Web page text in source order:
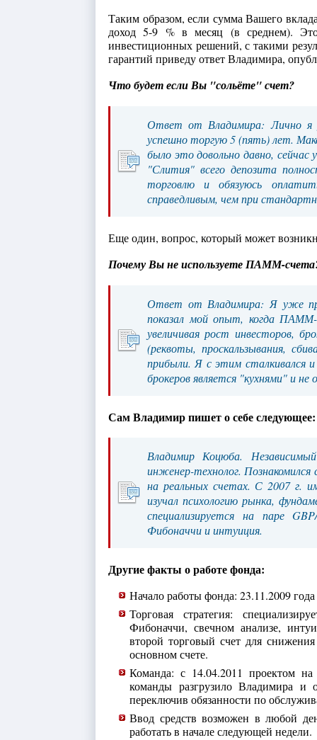
Таким образом, если сумма Вашего
доход 5-9 % в месяц (в среднем).
инвестиционных решений, с такими
гарантий приведу ответ Владимира,
Что будет если Вы "сольёте" счет?
Ответ от Владимира: Лично я
успешно торгую 5 (пять) лет.
было это довольно давно, сейчас
"Слития" всего депозита
торговлю и обязуюсь
справедливым, чем при
Еще один, вопрос, который может
Почему Вы не используете ПАММ-
Ответ от Владимира: Я уже
показал мой опыт, когда ПАММ-
увеличивая рост инвесторов,
(реквоты, проскальзывания,
прибыли. Я с этим сталкивался
брокеров является "кухнями" и
Сам Владимир пишет о себе следующее:
Владимир Коцюба.
инженер-технолог.
на реальных счетах. С 2007 г.
изучал психологию рынка,
специализируется на паре
Фибоначчи и интуиция.
Другие факты о работе фонда:
Начало работы фонда: 23.11.2009 года
Торговая стратегия:
Фибоначчи, свечном анализе,
второй торговый счет для
основном счете.
Команда: с 14.04.2011 проектом на
команды разгрузило Владимира и
переключив обязанности по
Ввод средств возможен в любой
работать в начале следующей недели.